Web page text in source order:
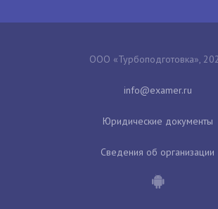
ООО «Турбоподготовка»,
Юридические документы
Сведения об организации